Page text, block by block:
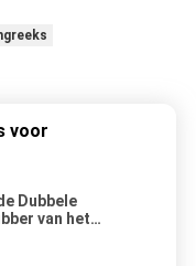
voor
Dubbele
van het